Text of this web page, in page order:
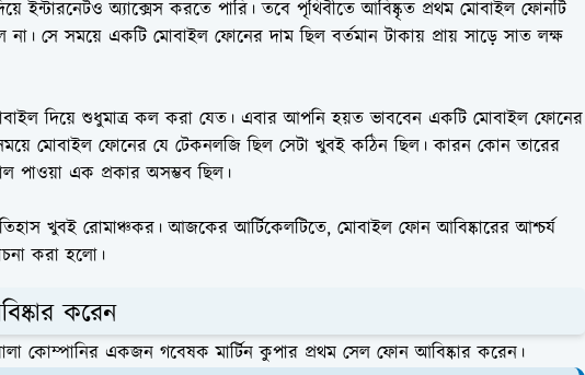
ইন্টারনেটও অ্যাক্সেস করতে পারি। তবে পৃথিবীতে আবিষ্কৃত প্রথম মোবাইল ফোনটি
সে সময়ে একটি মোবাইল ফোনের দাম ছিল বর্তমান টাকায় প্রায় সাড়ে সাত লক্ষ
দিয়ে শুধুমাত্র কল করা যেত। এবার আপনি হয়ত ভাববেন একটি মোবাইল ফোনের
মোবাইল ফোনের যে টেকনলজি ছিল সেটা খুবই কঠিন ছিল। কারন কোন তারের
পাওয়া এক প্রকার অসম্ভব ছিল।
খুবই রোমাঞ্চকর। আজকের আর্টিকেলটিতে, মোবাইল ফোন আবিষ্কারের আশ্চর্য
করা হলো।
করেন
কোম্পানির একজন গবেষক মার্টিন কুপার প্রথম সেল ফোন আবিষ্কার করেন।